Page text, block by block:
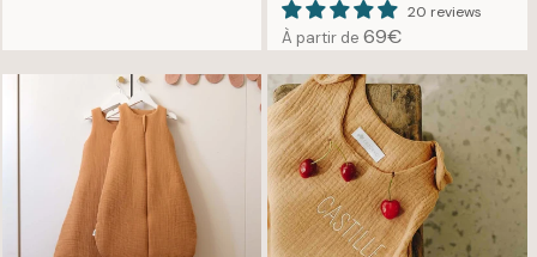
P
C
E
7
20 reviews
À partir de R
E
G
U
L
A
R
P
69€